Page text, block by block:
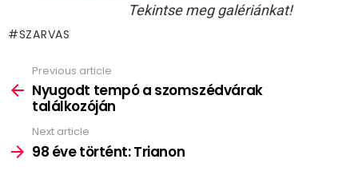
Tekintse meg galériánkat!
SZARVAS
more
Previous article
Nyugodt tempó a szomszédvárak
találkozóján
Next article
98 éve történt: Trianon